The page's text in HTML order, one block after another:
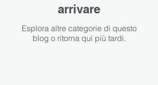
arrivare
Esplora altre categorie di questo
blog o ritorna qui più tardi.